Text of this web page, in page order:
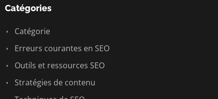
Catégories
Catégorie
Erreurs courantes en SEO
Outils et ressources SEO
Stratégies de contenu